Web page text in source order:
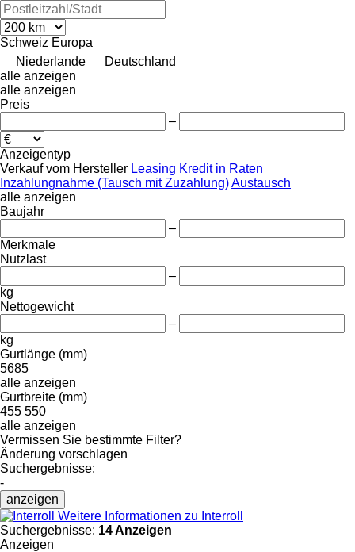
Schweiz Europa
Niederlande
Deutschland
alle anzeigen
alle anzeigen
Preis
–
Anzeigentyp
Verkauf vom Hersteller Leasing Kredit in Raten
Inzahlungnahme (Tausch mit Zuzahlung)Austausch
alle anzeigen
Baujahr
–
Merkmale
Nutzlast
–
kg
Nettogewicht
–
kg
Gurtlänge (mm)
5685
alle anzeigen
Gurtbreite (mm)
455 550
alle anzeigen
Vermissen Sie bestimmte Filter?
Änderung vorschlagen
Suchergebnisse:
-
anzeigen
Weitere Informationen zu Interroll
Suchergebnisse: 14 Anzeigen
Anzeigen